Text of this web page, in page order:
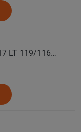
COMFORSER Автошина 245/70 R17 LT 119/116S CF1100 10PR RWL лето